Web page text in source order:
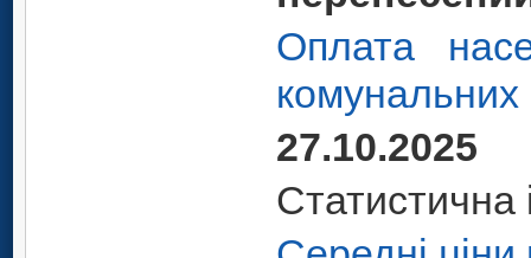
Оплата
комунальних
27.10.2025
Статистична